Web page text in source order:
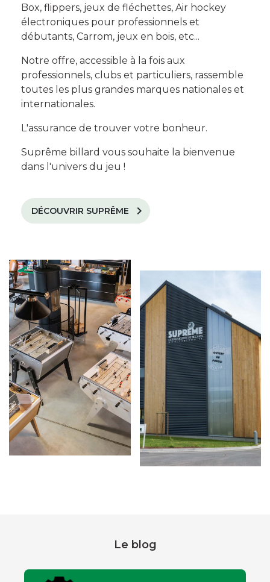
Box, flippers, jeux de fléchettes, Air hockey
électroniques pour professionnels et
débutants, Carrom, jeux en bois, etc...
Notre offre, accessible à la fois aux
professionnels, clubs et particuliers, rassemble
toutes les plus grandes marques nationales et
internationales.
L'assurance de trouver votre bonheur.
Suprême billard vous souhaite la bienvenue
dans l'univers du jeu !
DÉCOUVRIR SUPRÊME chevron_right
Le blog